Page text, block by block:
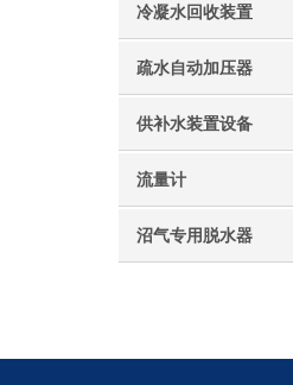
冷凝水回收装置
疏水自动加压器
供补水装置设备
流量计
沼气专用脱水器